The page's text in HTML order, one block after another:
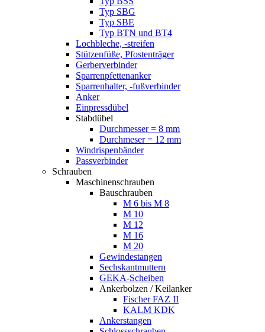
Typ SBG
Typ SBE
Typ BTN und BT4
Lochbleche, -streifen
Stützenfüße, Pfostenträger
Gerberverbinder
Sparrenpfettenanker
Sparrenhalter, -fußverbinder
Anker
Einpressdübel
Stabdübel
Durchmesser = 8 mm
Durchmeser = 12 mm
Windrispenbänder
Passverbinder
Schrauben
Maschinenschrauben
Bauschrauben
M 6 bis M 8
M 10
M 12
M 16
M 20
Gewindestangen
Sechskantmuttern
GEKA-Scheiben
Ankerbolzen / Keilanker
Fischer FAZ II
KALM KDK
Ankerstangen